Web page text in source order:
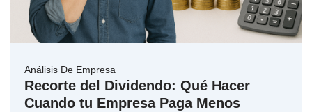
Análisis De Empresa
Recorte del Dividendo: Qué Hacer
Cuando tu Empresa Paga Menos